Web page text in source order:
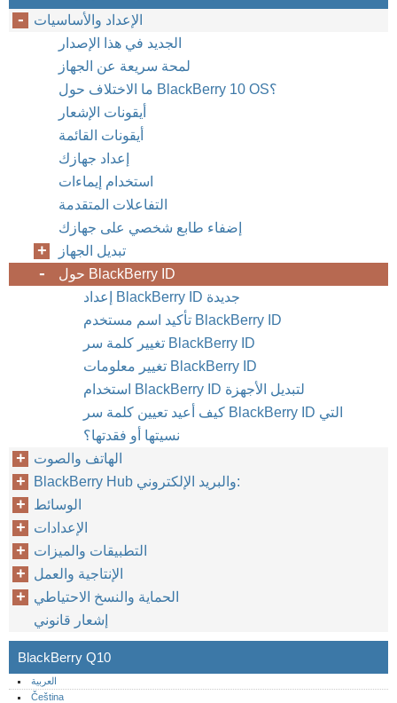
الإعداد والأساسيات
الجديد في هذا الإصدار
لمحة سريعة عن الجهاز
ما الاختلاف حول BlackBerry 10 OS؟
أيقونات الإشعار
أيقونات القائمة
إعداد جهازك
استخدام إيماءات
التفاعلات المتقدمة
إضفاء طابع شخصي على جهازك
تبديل الجهاز
حول BlackBerry ID
إعداد BlackBerry ID جديدة
تأكيد اسم مستخدم BlackBerry ID
تغيير كلمة سر BlackBerry ID
تغيير معلومات BlackBerry ID
استخدام BlackBerry ID لتبديل الأجهزة
كيف أعيد تعيين كلمة سر BlackBerry ID التي
نسيتها أو فقدتها؟
الهاتف والصوت
BlackBerry Hub والبريد الإلكتروني:
الوسائط
الإعدادات
التطبيقات والميزات
الإنتاجية والعمل
الحماية والنسخ الاحتياطي
إشعار قانوني
BlackBerry Q10
العربية
Čeština